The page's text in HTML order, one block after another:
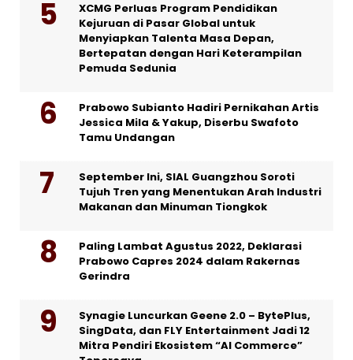
XCMG Perluas Program Pendidikan
Kejuruan di Pasar Global untuk
Menyiapkan Talenta Masa Depan,
Bertepatan dengan Hari Keterampilan
Pemuda Sedunia
Prabowo Subianto Hadiri Pernikahan Artis
Jessica Mila & Yakup, Diserbu Swafoto
Tamu Undangan
September Ini, SIAL Guangzhou Soroti
Tujuh Tren yang Menentukan Arah Industri
Makanan dan Minuman Tiongkok
Paling Lambat Agustus 2022, Deklarasi
Prabowo Capres 2024 dalam Rakernas
Gerindra
Synagie Luncurkan Geene 2.0 – BytePlus,
SingData, dan FLY Entertainment Jadi 12
Mitra Pendiri Ekosistem “AI Commerce”